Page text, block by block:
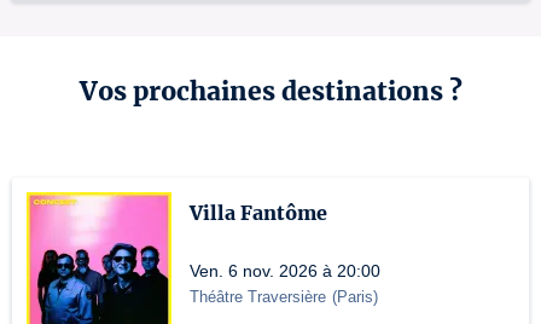
Vos prochaines destinations ?
Villa Fantôme
Ven. 6 nov. 2026 à 20:00
Théâtre Traversière (Paris)